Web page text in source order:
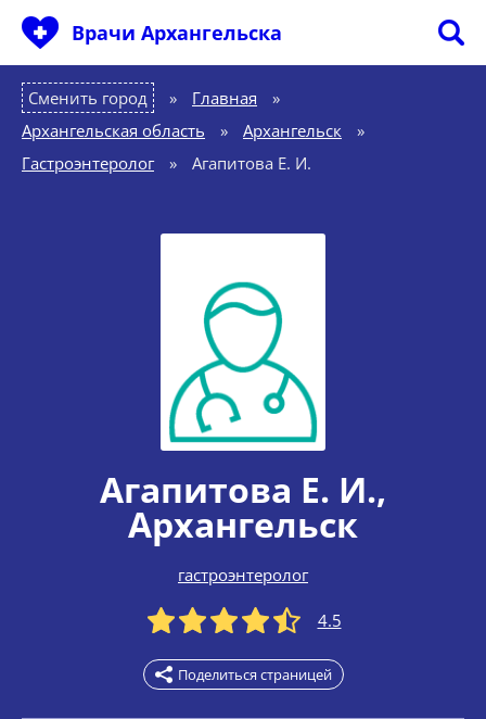
Врачи Архангельска
Сменить город Главная
»
Архангельская область
» Архангельск
»
Гастроэнтеролог
» Агапитова Е. И.
Агапитова Е. И.,
Архангельск
гастроэнтеролог
4.5
Поделиться страницей